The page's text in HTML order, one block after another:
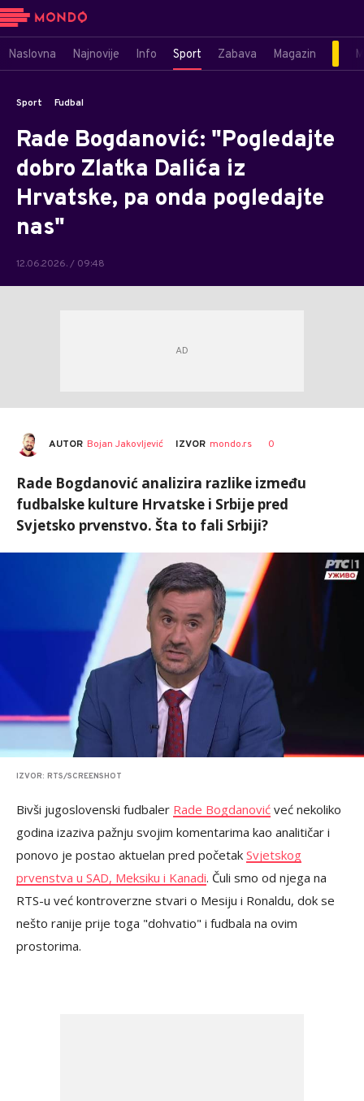
Naslovna Najnovije Info Sport Zabava Magazin
Sport Fudbal
Rade Bogdanović: "Pogledajte
dobro Zlatka Dalića iz
Hrvatske, pa onda pogledajte
nas"
12.06.2026. / 09:48
AUTOR Bojan Jakovljević IZVOR mondo.rs 0
Rade Bogdanović analizira razlike između
fudbalske kulture Hrvatske i Srbije pred
Svjetsko prvenstvo. Šta to fali Srbiji?
IZVOR: RTS/SCREENSHOT
Bivši jugoslovenski fudbaler Rade Bogdanović već nekoliko
godina izaziva pažnju svojim komentarima kao analitičar i
ponovo je postao aktuelan pred početak Svjetskog
prvenstva u SAD, Meksiku i Kanadi. Čuli smo od njega na
RTS-u već kontroverzne stvari o Mesiju i Ronaldu, dok se
nešto ranije prije toga "dohvatio" i fudbala na ovim
prostorima.